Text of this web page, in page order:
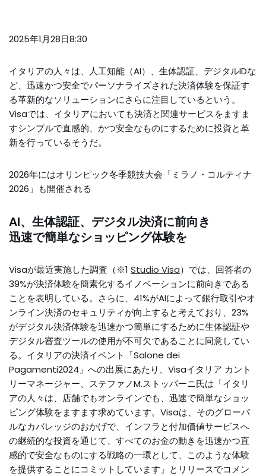
2025年1月28日8:30
イタリアの人々は、人工知能（AI）、生体認証、デジタルIDな
ど、迅速かつ安全でパーソナライズされた決済体験を保証す
る革新的なソリューションにさらに注目しているという。
Visaでは、イタリアにおいても決済と関連サービスをますま
すシンプルで直感的、かつ安全なものにするために投資と革
新を行っているそうだ。
2026年にはオリンピック冬季競技大会「ミラノ・コルティナ
2026」も開催される
AI、生体認証、デジタル決済に前向き
迅速で簡単なショッピング体験を
Visaが最近実施した調査（※1 Studio Visa）では、回答者の
39%が決済体験を簡素化するイノベーションに前向きである
ことを表明している。さらに、41%がAIによって銀行取引やオ
ンライン決済のセキュリティが向上すると考えており、23%
がデジタル決済体験を迅速かつ簡単にするために生体認証や
デジタル審査ツールの使用が不可欠であることに同意してい
る。イタリアの決済イベント「Salone dei
Pagamenti2024」への出展にあたり、Visaイタリア カント
リーマネージャー、ステファノM.ストッパーニ氏は「イタリ
アの人々は、店舗でもオンラインでも、迅速で簡単なショッ
ピング体験をますます求めています。Visaは、そのグローバ
ルなカバレッジのおかげで、インフラと付加価値サービスへ
の継続的な投資を通じて、すべてのお金の動きを迅速かつ直
感的で安全なものにする戦略の一環として、このような体験
を提供することにコミットしています」とリリースでコメン